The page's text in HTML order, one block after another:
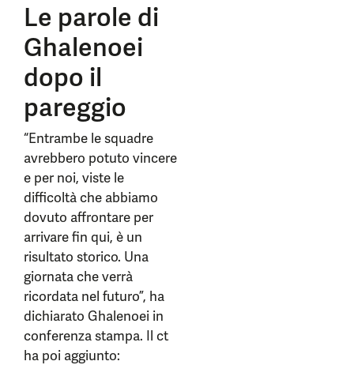
Le parole di
Ghalenoei
dopo il
pareggio
“Entrambe le squadre
avrebbero potuto vincere
e per noi, viste le
difficoltà che abbiamo
dovuto affrontare per
arrivare fin qui, è un
risultato storico. Una
giornata che verrà
ricordata nel futuro”, ha
dichiarato Ghalenoei in
conferenza stampa. Il ct
ha poi aggiunto: